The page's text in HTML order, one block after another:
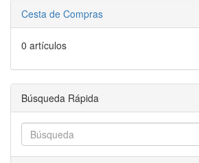
Cesta de Compras
0 artículos
Búsqueda Rápida